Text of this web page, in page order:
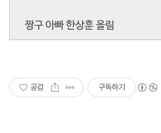
짱구 아빠 한상훈 올림
공감 구독하기